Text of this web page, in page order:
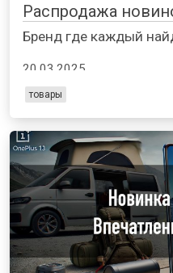
Распродажа
Бренд где каждый
20.03.2025
товары